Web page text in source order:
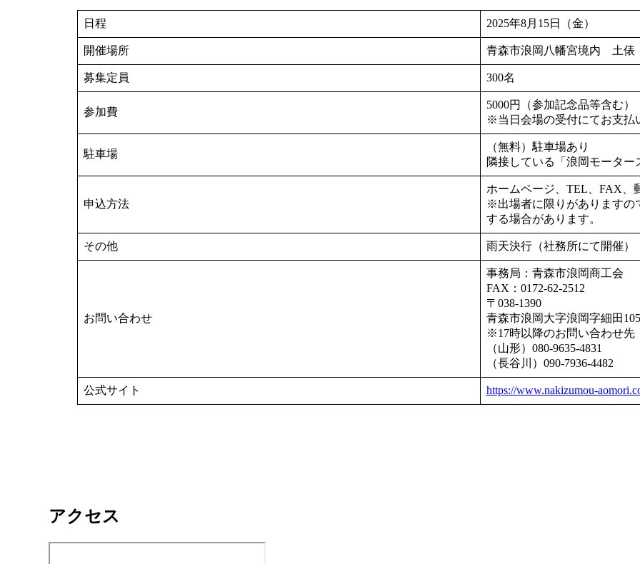
日程 2025年8月15日（金）
開催場所 青森市浪岡八幡宮境内 土俵
募集定員 300名
参加費
5000円（参加記念品等含む）
※当日会場の受付にてお支払
駐車場
（無料）駐車場あり
隣接している「浪岡モーター
申込方法
ホームページ、TEL、FAX、
※出場者に限りがありますの
する場合があります。
その他 雨天決行（社務所にて開催）
お問い合わせ
事務局：青森市浪岡商工会
FAX：0172-62-2512
〒038-1390
青森市浪岡大字浪岡字細田
※17時以降のお問い合わせ先
（山形）080-9635-4831
（長谷川）090-7936-4482
公式サイト https://www.nakizumou-
アクセス